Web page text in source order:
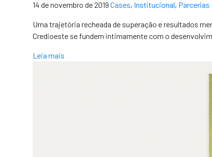
14 de novembro de 2019 Cases, Institucional, Parcerias
Uma trajetória recheada de superação e resultados
Credioeste se fundem intimamente com o
Leia mais